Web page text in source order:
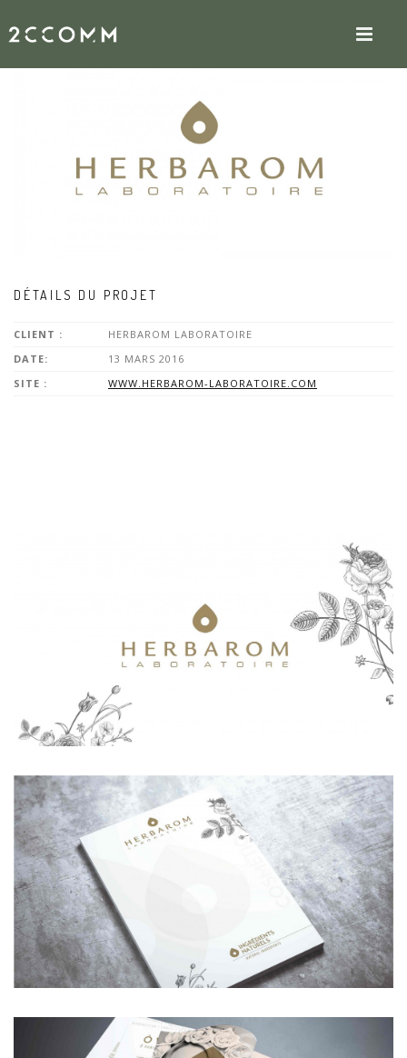
DÉTAILS DU PROJET
CLIENT :
HERBAROM LABORATOIRE
DATE:
13 MARS 2016
SITE :
WWW.HERBAROM-LABORATOIRE.COM